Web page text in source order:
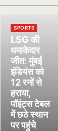
SPORTS
LSG की
धमाकेदार
जीत: मुंबई
इंडियंस को
12 रनों से
हराया,
पॉइंट्स टेबल
में छठे स्थान
पर पहुंचे